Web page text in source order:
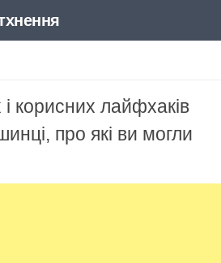
корисних лайфхаків
про які ви могли